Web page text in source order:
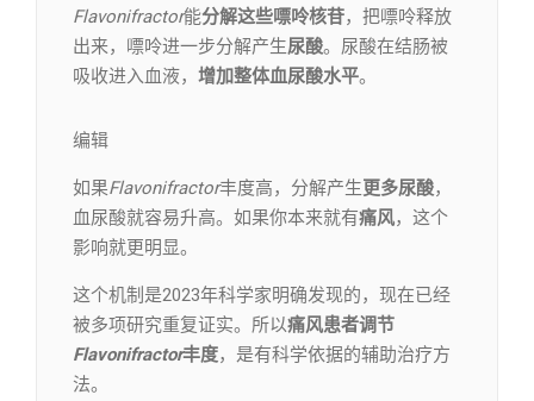
Flavonifractor能分解这些嘌呤核苷，把嘌呤释放
出来，嘌呤进一步分解产生尿酸。尿酸在结肠被
吸收进入血液， 增加整体血尿酸水平。
编辑​
如果Flavonifractor丰度高，分解产生更多尿酸，
血尿酸就容易升高。如果你本来就有痛风，这个
影响就更明显。
这个机制是2023年科学家明确发现的，现在已经
被多项研究重复证实。所以痛风患者调节
Flavonifractor丰度，是有科学依据的辅助治疗方
法。